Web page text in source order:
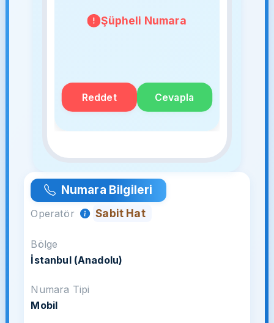
Şüpheli Numara
Reddet Cevapla
Numara Bilgileri
Operatör Sabit Hat
Bölge
İstanbul (Anadolu)
Numara Tipi
Mobil